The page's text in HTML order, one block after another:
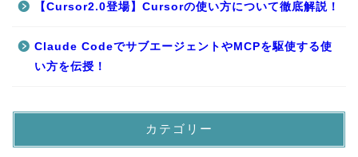
【Cursor2.0登場】Cursorの使い方について徹底解説！
Claude CodeでサブエージェントやMCPを駆使する使
い方を伝授！
カテゴリー